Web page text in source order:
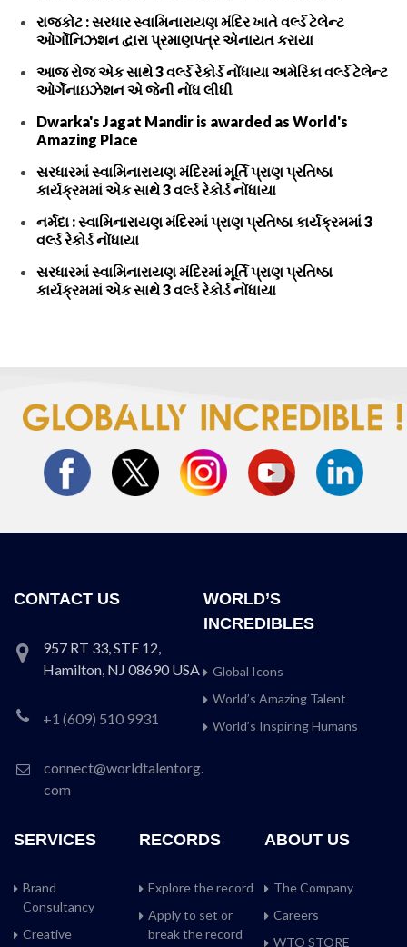
રાજકોટ : સરધાર સ્વામિનારાયણ મંદિર ખાતે વર્લ્ડ ટેલેન્ટ
ઓર્ગોનિઝશન દ્વારા પ્રમાણપત્ર એનાયત કરાયા
આજ રોજ એક સાથે 3 વર્લ્ડ રેકોર્ડ નોંધાયા અમેરિકા વર્લ્ડ ટેલેન્ટ
ઓર્ગેનાઇઝેશન એ જેની નોંધ લીધી
Dwarka's Jagat Mandir is awarded as World's
Amazing Place
સરધારમાં સ્વામિનારાયણ મંદિરમાં મૂર્તિ પ્રાણ પ્રતિષ્ઠા
કાર્યક્રમમાં એક સાથે 3 વર્લ્ડ રેકોર્ડ નોંધાયા
નર્મદા : સ્વામિનારાયણ મંદિરમાં પ્રાણ પ્રતિષ્ઠા કાર્યક્રમમાં 3
વર્લ્ડ રેકોર્ડ નોંધાયા
સરધારમાં સ્વામિનારાયણ મંદિરમાં મૂર્તિ પ્રાણ પ્રતિષ્ઠા
કાર્યક્રમમાં એક સાથે 3 વર્લ્ડ રેકોર્ડ નોંધાયા
CONTACT US
957 RT 33, STE 12,
Hamilton, NJ 08690 USA
+1 (609) 510 9931
connect@worldtalentorg.
com
WORLD’S
INCREDIBLES
Global Icons
World’s Amazing Talent
World’s Inspiring Humans
SERVICES
Brand
Consultancy
Creative
RECORDS
Explore the record
Apply to set or
break the record
ABOUT US
The Company
Careers
WTO STORE